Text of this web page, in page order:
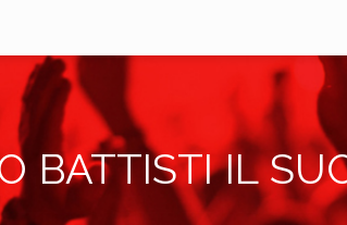
BATTISTI IL